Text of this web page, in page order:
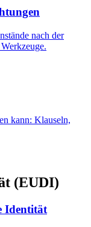
nach der
kann: Klauseln,
(EUDI)
Identität